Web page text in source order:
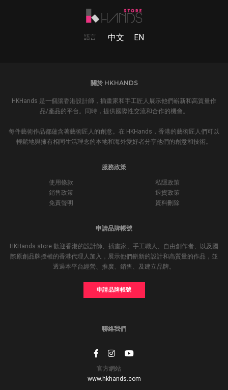
語言 中文 EN
關於 HKHANDS
HKHands 是一個讓香港設計師，插畫家和手工匠人展示他們嶄新和高質量作
品/產品的平台。同時，提供國際性交流和合作的機會。
每件藝術作品都蘊含著藝術匠人的創意。在 HKHands，香港的藝術匠人們可以
輕鬆地與擁有相同生活理念的本地和海外愛好者分享他們的創意和技術。
服務政策
使用條款
私隱政策
銷售政策
退貨政策
免責聲明
資料刪除
申請品牌帳號
HKHands store 歡迎香港的設計師、插畫家、手工職人、自由創作者、以及國
際原創品牌授權的香港代理人加入，展示他們嶄新的設計和高質量的作品，並
透過本平台經營、推廣、銷售、及建立品牌。
申請品牌帳號
聯絡我們
官方網站
www.hkhands.com